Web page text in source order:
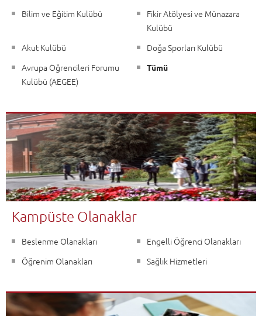
Bilim ve Eğitim Kulübü
Fikir Atölyesi ve Münazara
Kulübü
Akut Kulübü
Doğa Sporları Kulübü
Avrupa Öğrencileri Forumu
Kulübü (AEGEE)
Tümü
Kampüste Olanaklar
Beslenme Olanakları
Engelli Öğrenci Olanakları
Öğrenim Olanakları
Sağlık Hizmetleri